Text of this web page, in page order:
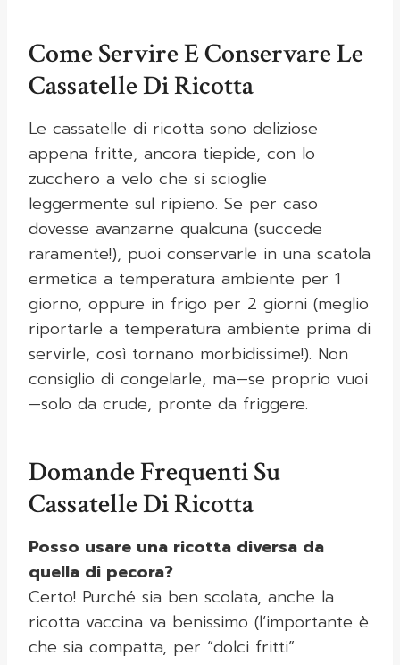
Come Servire E Conservare Le
Cassatelle Di Ricotta
Le cassatelle di ricotta sono deliziose
appena fritte, ancora tiepide, con lo
zucchero a velo che si scioglie
leggermente sul ripieno. Se per caso
dovesse avanzarne qualcuna (succede
raramente!), puoi conservarle in una scatola
ermetica a temperatura ambiente per 1
giorno, oppure in frigo per 2 giorni (meglio
riportarle a temperatura ambiente prima di
servirle, così tornano morbidissime!). Non
consiglio di congelarle, ma—se proprio vuoi
—solo da crude, pronte da friggere.
Domande Frequenti Su
Cassatelle Di Ricotta
Posso usare una ricotta diversa da
quella di pecora?
Certo! Purché sia ben scolata, anche la
ricotta vaccina va benissimo (l’importante è
che sia compatta, per “dolci fritti”